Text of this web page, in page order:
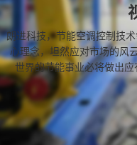
朗进科技，节能空调控制技
心理念，坦然应对市场的风
世界的节能事业必将做出